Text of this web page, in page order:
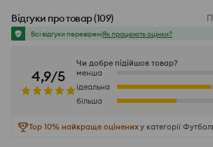
Відгуки про товар(109)
Всі відгуки перевіреніЯк працюють оцінки?
4,9/5
Чи добре підійшов товар?
менша
ідеальна
більша
Top 10% найкраще оцінениху категорії